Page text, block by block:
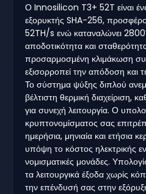
Ο Innosilicon T3+ 52T είναι
εξορυκτής SHA-256,
52TH/s ενώ καταναλώνει
αποδοτικότητα και
προσαρμοσμένη κλιμάκωση
εξισορροπεί την απόδοση και
Το σύστημα ψύξης διπλού
βέλτιστη θερμική διαχείριση,
για συνεχή λειτουργία. Ο
κρυπτονομίσματος σας
ημερήσια, μηνιαία και ετήσια
υπόψη το κόστος ηλεκτρικής
νομισματικές μονάδες.
τα λειτουργικά έξοδα χωρίς
την επένδυσή σας στην